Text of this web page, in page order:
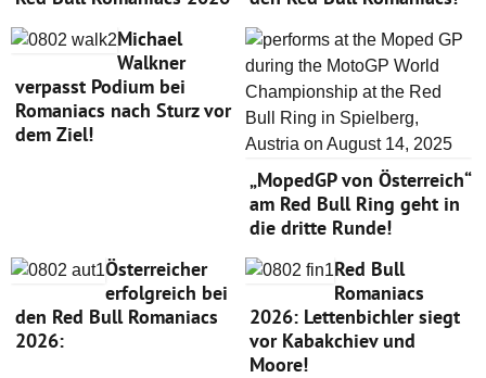
Michael
Walkner
verpasst Podium bei
Romaniacs nach Sturz vor
dem Ziel!
„MopedGP von Österreich“
am Red Bull Ring geht in
die dritte Runde!
Österreicher
erfolgreich bei
den Red Bull Romaniacs
2026:
Red Bull
Romaniacs
2026: Lettenbichler siegt
vor Kabakchiev und
Moore!